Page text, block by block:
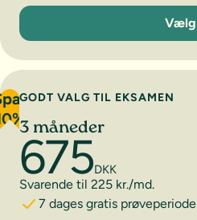
1 måned
Vælg
GODT VALG TIL EKSAMEN
3 måneder
675DKK
Svarende til 225 kr./md.
7 dages gratis prøveperiode